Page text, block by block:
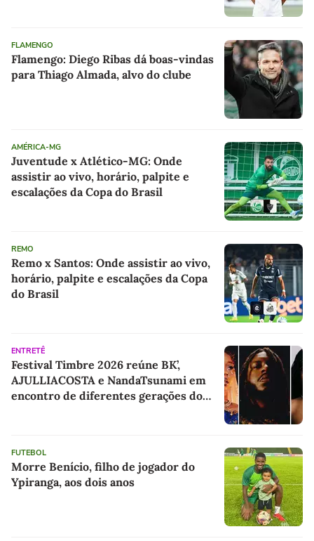
FLAMENGO
Flamengo: Diego Ribas dá boas-vindas
para Thiago Almada, alvo do clube
AMÉRICA-MG
Juventude x Atlético-MG: Onde
assistir ao vivo, horário, palpite e
escalações da Copa do Brasil
REMO
Remo x Santos: Onde assistir ao vivo,
horário, palpite e escalações da Copa
do Brasil
ENTRETÊ
Festival Timbre 2026 reúne BK’,
AJULLIACOSTA e NandaTsunami em
encontro de diferentes gerações do
FUTEBOL
Morre Benício, filho de jogador do
Ypiranga, aos dois anos